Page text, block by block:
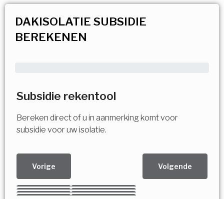
DAKISOLATIE SUBSIDIE
BEREKENEN
Subsidie rekentool
Bereken direct of u in aanmerking komt voor
subsidie voor uw isolatie.
Vorige Volgende
Kies uw Isolatiemaatregel